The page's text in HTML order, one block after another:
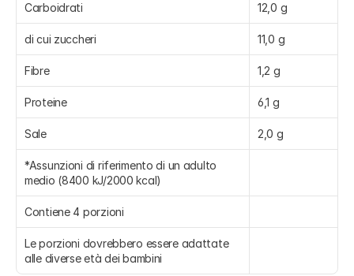
Carboidrati 12,0 g
di cui zuccheri 11,0 g
Fibre 1,2 g
Proteine 6,1 g
Sale 2,0 g
*Assunzioni di riferimento di un adulto
medio (8400 kJ/2000 kcal)
Contiene 4 porzioni
Le porzioni dovrebbero essere adattate
alle diverse età dei bambini